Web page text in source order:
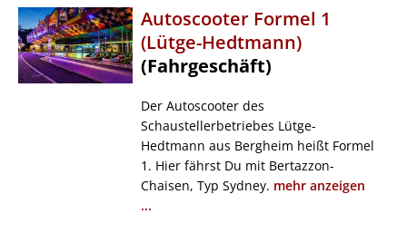
Autoscooter Formel 1
(Lütge-Hedtmann)
(Fahrgeschäft)
Der Autoscooter des
Schaustellerbetriebes Lütge-
Hedtmann aus Bergheim heißt Formel
1. Hier fährst Du mit Bertazzon-
Chaisen, Typ Sydney. mehr anzeigen
...